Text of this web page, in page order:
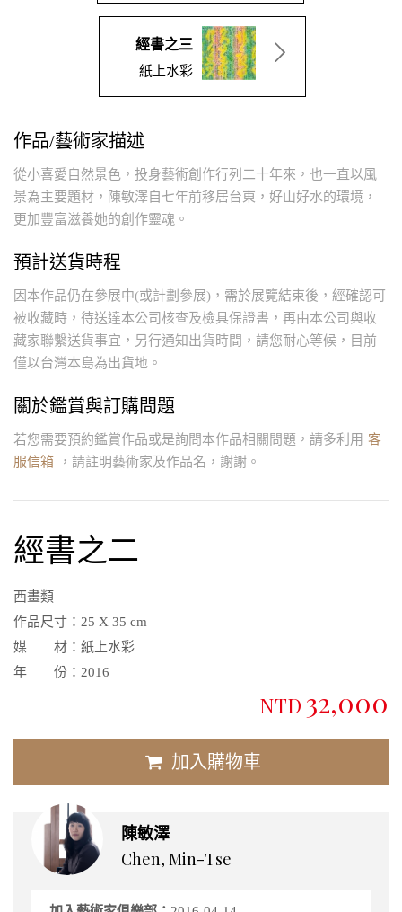
經書之三
紙上水彩
作品/藝術家描述
從小喜愛自然景色，投身藝術創作行列二十年來，也一直以風
景為主要題材，陳敏澤自七年前移居台東，好山好水的環境，
更加豐富滋養她的創作靈魂。
預計送貨時程
因本作品仍在參展中(或計劃參展)，需於展覽結束後，經確認可
被收藏時，待送達本公司核查及檢具保證書，再由本公司與收
藏家聯繫送貨事宜，另行通知出貨時間，請您耐心等候，目前
僅以台灣本島為出貨地。
關於鑑賞與訂購問題
若您需要預約鑑賞作品或是詢問本作品相關問題，請多利用 客
服信箱
，請註明藝術家及作品名，謝謝。
經書之二
西畫類
作品尺寸： 25 X 35 cm
媒 材： 紙上水彩
年 份： 2016
NTD 32,000
加入購物車
陳敏澤
Chen, Min-Tse